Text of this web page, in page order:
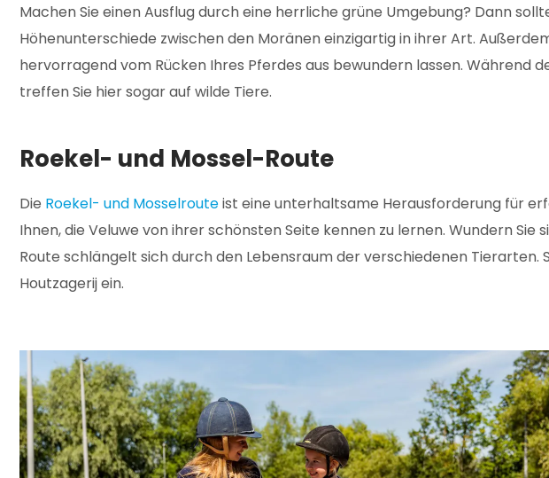
Machen Sie einen Ausflug durch eine herrliche grüne Umgebung? Dann
Höhenunterschiede zwischen den Moränen einzigartig in ihrer Art.
hervorragend vom Rücken Ihres Pferdes aus bewundern lassen. Während
treffen Sie hier sogar auf wilde Tiere.
Roekel- und Mossel-Route
Die Roekel- und Mosselrouteist eine unterhaltsame Herausforderung für
Ihnen, die Veluwe von ihrer schönsten Seite kennen zu lernen. Wundern
Route schlängelt sich durch den Lebensraum der verschiedenen
Houtzagerij ein.